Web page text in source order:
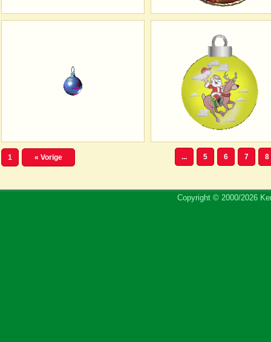
1 « Vorige ... 5 6 7 8
Copyright © 2000/2026